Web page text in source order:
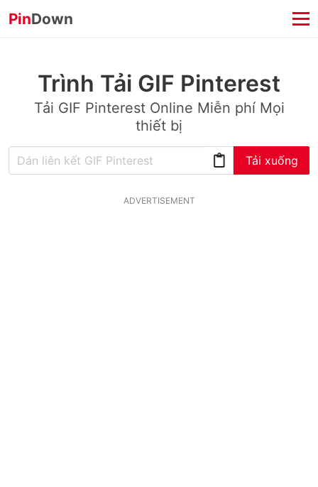
PinDown
Trình Tải GIF Pinterest
Tải GIF Pinterest Online Miễn phí Mọi
thiết bị
Tải xuống
ADVERTISEMENT